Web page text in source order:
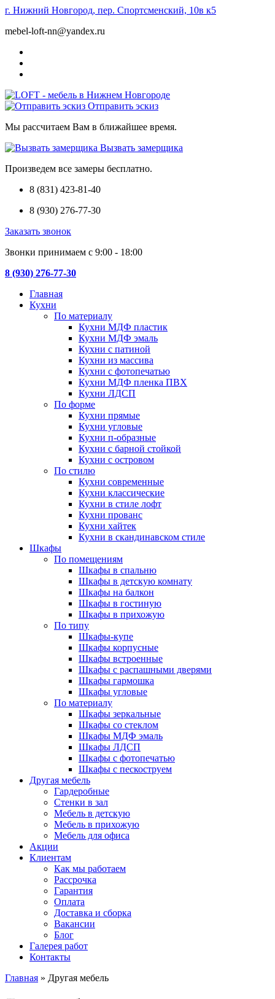
г. Нижний Новгород, пер. Спортсменский, 10в к5
mebel-loft-nn@yandex.ru
Отправить эскиз
Мы рассчитаем Вам в ближайшее время.
Вызвать замерщика
Произведем все замеры бесплатно.
8 (831) 423-81-40
8 (930) 276-77-30
Заказать звонок
Звонки принимаем с 9:00 - 18:00
8 (930) 276-77-30
Главная
Кухни
По материалу
Кухни МДФ пластик
Кухни МДФ эмаль
Кухни с патиной
Кухни из массива
Кухни с фотопечатью
Кухни МДФ пленка ПВХ
Кухни ЛДСП
По форме
Кухни прямые
Кухни угловые
Кухни п-образные
Кухни с барной стойкой
Кухни с островом
По стилю
Кухни современные
Кухни классические
Кухни в стиле лофт
Кухни прованс
Кухни хайтек
Кухни в скандинавском стиле
Шкафы
По помещениям
Шкафы в спальню
Шкафы в детскую комнату
Шкафы на балкон
Шкафы в гостиную
Шкафы в прихожую
По типу
Шкафы-купе
Шкафы корпусные
Шкафы встроенные
Шкафы с распашными дверями
Шкафы гармошка
Шкафы угловые
По материалу
Шкафы зеркальные
Шкафы со стеклом
Шкафы МДФ эмаль
Шкафы ЛДСП
Шкафы с фотопечатью
Шкафы с пескоструем
Другая мебель
Гардеробные
Стенки в зал
Мебель в детскую
Мебель в прихожую
Мебель для офиса
Акции
Клиентам
Как мы работаем
Рассрочка
Гарантия
Оплата
Доставка и сборка
Вакансии
Блог
Галерея работ
Контакты
Главная » Другая мебель